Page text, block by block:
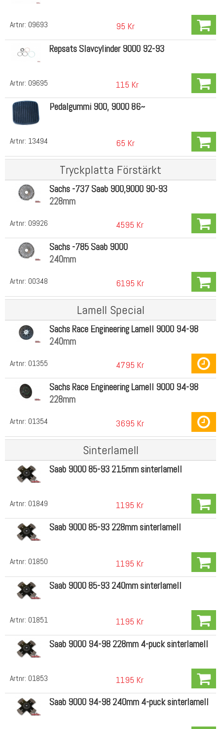
Artnr: 09693 95 Kr
Artnr: 09695
Repsats Slavcylinder 9000 92-93
115 Kr
Artnr: 13494
Pedalgummi 900, 9000 86~
65 Kr
Tryckplatta Förstärkt
Artnr: 09926
Sachs -737 Saab 900,9000 90-93
228mm
4595 Kr
Artnr: 00348
Sachs -785 Saab 9000
240mm
6195 Kr
Lamell Special
Artnr: 01355
Sachs Race Engineering Lamell 9000 94-98
240mm
4795 Kr
Artnr: 01354
Sachs Race Engineering Lamell 9000 94-98
228mm
3695 Kr
Sinterlamell
Artnr: 01849
Saab 9000 85-93 215mm sinterlamell
1195 Kr
Artnr: 01850
Saab 9000 85-93 228mm sinterlamell
1195 Kr
Artnr: 01851
Saab 9000 85-93 240mm sinterlamell
1195 Kr
Artnr: 01853
Saab 9000 94-98 228mm 4-puck sinterlamell
1195 Kr
Saab 9000 94-98 240mm 4-puck sinterlamell